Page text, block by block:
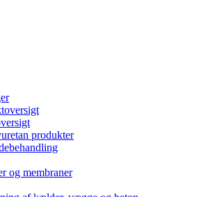
produkter
og membraner